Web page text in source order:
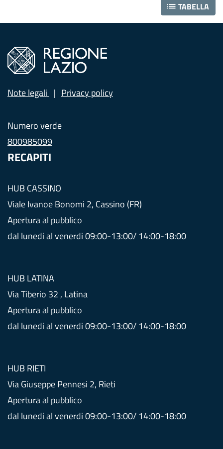
e
c
o
m
m
u
n
i
t
TABELLA
Note legali Privacy policy
Numero verde
800985099
RECAPITI
HUB CASSINO
Viale Ivanoe Bonomi 2, Cassino (FR)
Apertura al pubblico
dal lunedi al venerdi 09:00-13:00/ 14:00-18:00
HUB LATINA
Via Tiberio 32 , Latina
Apertura al pubblico
dal lunedi al venerdi 09:00-13:00/ 14:00-18:00
HUB RIETI
Via Giuseppe Pennesi 2, Rieti
Apertura al pubblico
dal lunedi al venerdi 09:00-13:00/ 14:00-18:00